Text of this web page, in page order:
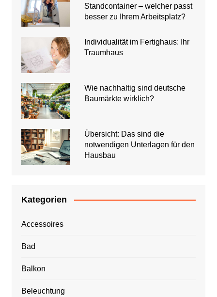
Standcontainer – welcher passt
besser zu Ihrem Arbeitsplatz?
Individualität im Fertighaus: Ihr
Traumhaus
Wie nachhaltig sind deutsche
Baumärkte wirklich?
Übersicht: Das sind die
notwendigen Unterlagen für den
Hausbau
Kategorien
Accessoires
Bad
Balkon
Beleuchtung